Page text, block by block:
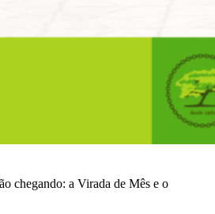
chegando: a Virada de Mês e o